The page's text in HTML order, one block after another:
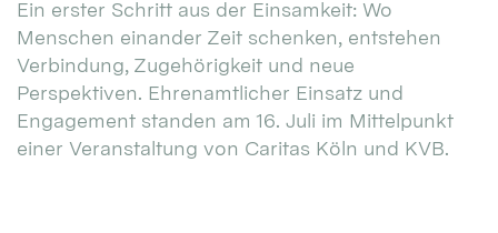
Ein erster Schritt aus der Einsamkeit: Wo
Menschen einander Zeit schenken, entstehen
Verbindung, Zugehörigkeit und neue
Perspektiven. Ehrenamtlicher Einsatz und
Engagement standen am 16. Juli im Mittelpunkt
einer Veranstaltung von Caritas Köln und KVB.